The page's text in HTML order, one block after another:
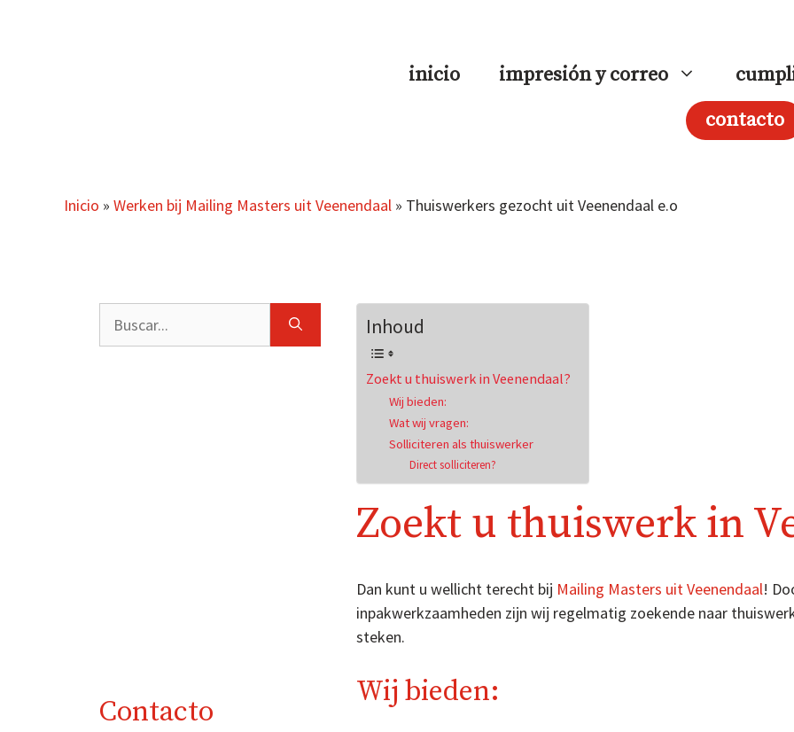
inicio impresión y correo
contacto
Inicio » Werken bij Mailing Masters uit Veenendaal » Thuiswerkers gezocht uit Veenendaal e.o
Inhoud
Zoekt u thuiswerk in Veenendaal?
Wij bieden:
Wat wij vragen:
Solliciteren als thuiswerker
Direct solliciteren?
Zoekt u thuiswerk in
Dan kunt u wellicht terecht bij Mailing Masters uit Veenendaal!
inpakwerkzaamheden zijn wij regelmatig zoekende naar
steken.
Wij bieden:
Contacto